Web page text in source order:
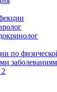
по
2